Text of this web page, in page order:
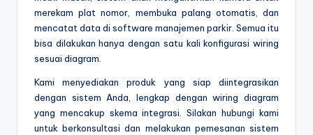
merekam plat nomor, membuka palang otomatis, dan
mencatat data di software manajemen parkir. Semua itu
bisa dilakukan hanya dengan satu kali konfigurasi wiring
sesuai diagram.
Kami menyediakan produk yang siap diintegrasikan
dengan sistem Anda, lengkap dengan wiring diagram
yang mencakup skema integrasi. Silakan hubungi kami
untuk berkonsultasi dan melakukan pemesanan sistem